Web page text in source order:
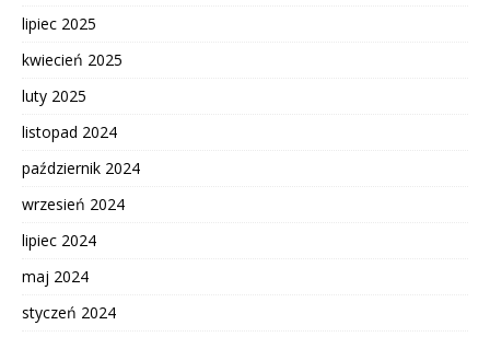
lipiec 2025
kwiecień 2025
luty 2025
listopad 2024
październik 2024
wrzesień 2024
lipiec 2024
maj 2024
styczeń 2024